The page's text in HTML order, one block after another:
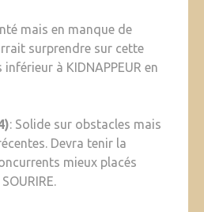
mais en manque de
surprendre sur cette
à KIDNAPPEUR en
: Solide sur obstacles mais
Devra tenir la
mieux placés